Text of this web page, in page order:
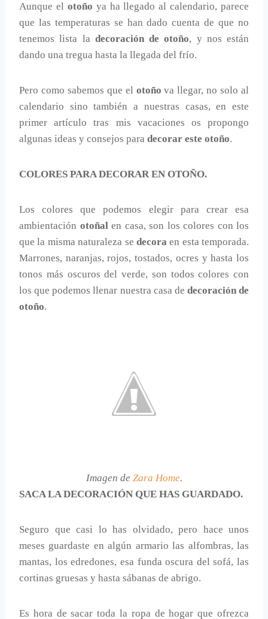
Aunque el otoño ya ha llegado al calendario, parece
que las temperaturas se han dado cuenta de que no
tenemos lista la decoración de otoño, y nos están
dando una tregua hasta la llegada del frío.
Pero como sabemos que el otoño va llegar, no solo al
calendario sino también a nuestras casas, en este
primer artículo tras mis vacaciones os propongo
algunas ideas y consejos para decorar este otoño.
COLORES PARA DECORAR EN OTOÑO.
Los colores que podemos elegir para crear esa
ambientación otoñal en casa, son los colores con los
que la misma naturaleza se decoraen esta temporada.
Marrones, naranjas, rojos, tostados, ocres y hasta los
tonos más oscuros del verde, son todos colores con
los que podemos llenar nuestra casa de decoración de
otoño.
Imagen de Zara Home.
SACA LA DECORACIÓN QUE HAS GUARDADO.
Seguro que casi lo has olvidado, pero hace unos
meses guardaste en algún armario las alfombras, las
mantas, los edredones, esa funda oscura del sofá, las
cortinas gruesas y hasta sábanas de abrigo.
Es hora de sacar toda la ropa de hogar que ofrezca